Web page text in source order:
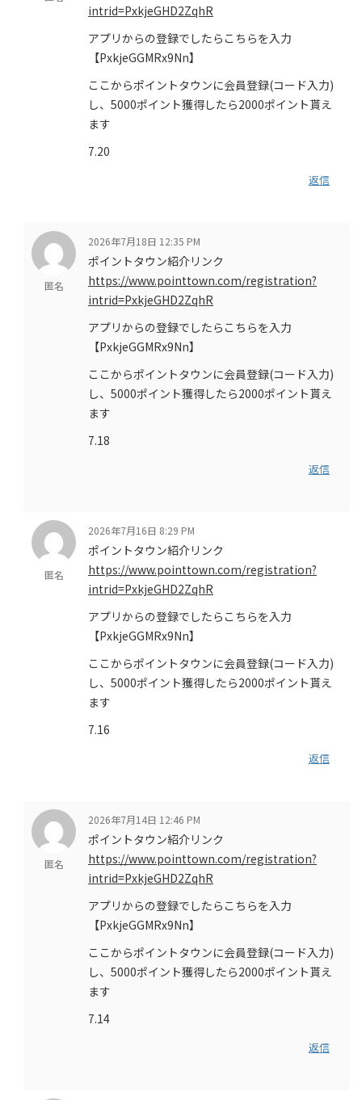
intrid=PxkjeGHD2ZqhR
アプリからの登録でしたらこちらを入力
【PxkjeGGMRx9Nn】
ここからポイントタウンに会員登録(コード入力)
し、5000ポイント獲得したら2000ポイント貰え
ます
7.20
返信
匿名
2026年7月18日 12:35 PM
ポイントタウン紹介リンク
https://www.pointtown.com/registration?
intrid=PxkjeGHD2ZqhR
アプリからの登録でしたらこちらを入力
【PxkjeGGMRx9Nn】
ここからポイントタウンに会員登録(コード入力)
し、5000ポイント獲得したら2000ポイント貰え
ます
7.18
返信
匿名
2026年7月16日 8:29 PM
ポイントタウン紹介リンク
https://www.pointtown.com/registration?
intrid=PxkjeGHD2ZqhR
アプリからの登録でしたらこちらを入力
【PxkjeGGMRx9Nn】
ここからポイントタウンに会員登録(コード入力)
し、5000ポイント獲得したら2000ポイント貰え
ます
7.16
返信
匿名
2026年7月14日 12:46 PM
ポイントタウン紹介リンク
https://www.pointtown.com/registration?
intrid=PxkjeGHD2ZqhR
アプリからの登録でしたらこちらを入力
【PxkjeGGMRx9Nn】
ここからポイントタウンに会員登録(コード入力)
し、5000ポイント獲得したら2000ポイント貰え
ます
7.14
返信